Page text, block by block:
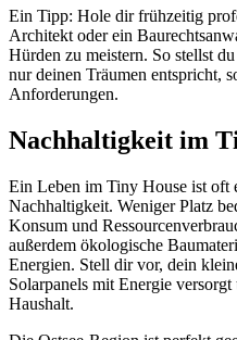
Ein Tipp: Hole dir frühzeitig
Architekt oder ein
Hürden zu meistern. So stellst
nur deinen Träumen entspricht,
Anforderungen.
Nachhaltigkeit im
Ein Leben im Tiny House ist oft
Nachhaltigkeit. Weniger Platz
Konsum und
außerdem ökologische
Energien. Stell dir vor, dein
Solarpanels mit Energie
Haushalt.